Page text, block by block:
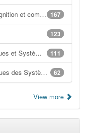
167
Département de Psychologie : cognition et comportement
123
111
Département Psychologies Cliniques et Systèmes Humains
62
Départ. de Psychologies et Cliniques des Systèmes humains
View more